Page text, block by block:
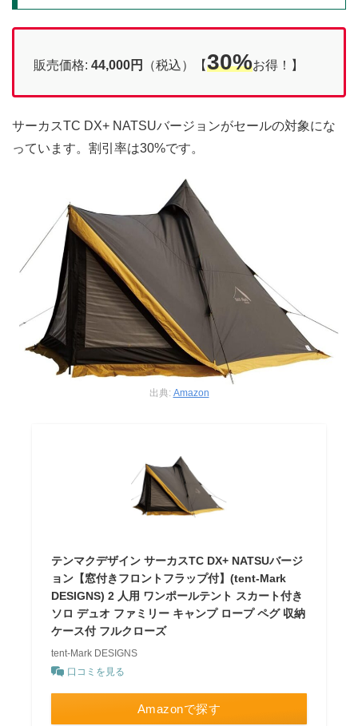
販売価格: 44,000円 （税込）【30%お得！】
サーカスTC DX+ NATSUバージョンがセールの対象にな
っています。割引率は30%です。
出典: Amazon
テンマクデザイン サーカスTC DX+ NATSUバージ
ョン【窓付きフロントフラップ付】(tent-Mark
DESIGNS) 2 人用 ワンポールテント スカート付き
ソロ デュオ ファミリー キャンプ ロープ ペグ 収納
ケース付 フルクローズ
tent-Mark DESIGNS
口コミを見る
Amazonで探す